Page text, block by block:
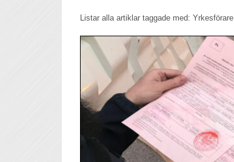
Listar alla artiklar taggade med: Yrkesförare